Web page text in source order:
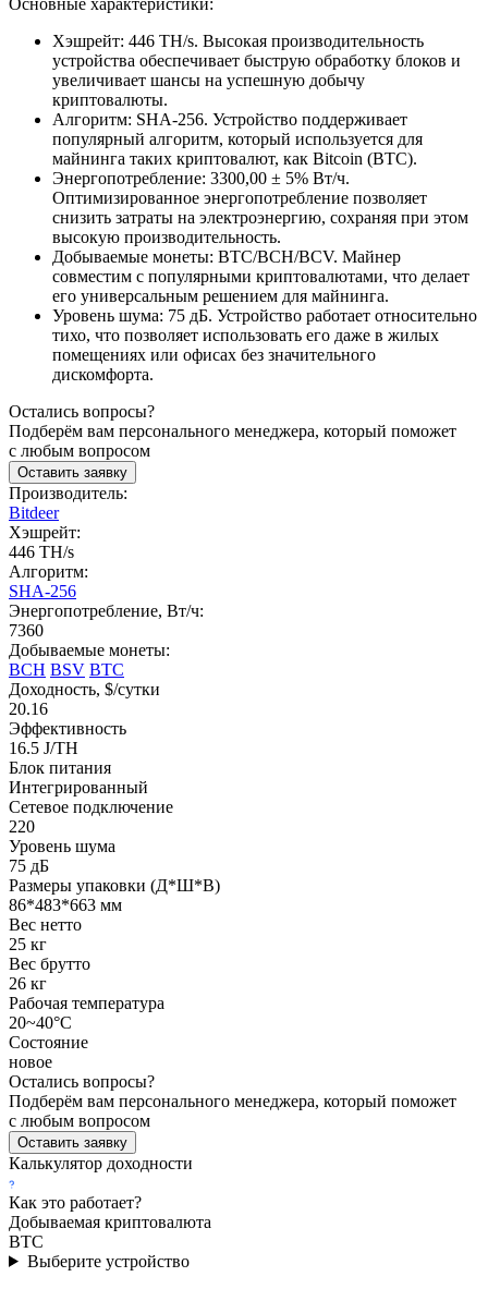
Хэшрейт: 446 TH/s. Высокая производительность
устройства обеспечивает быструю обработку блоков и
увеличивает шансы на успешную добычу
криптовалюты.
Алгоритм: SHA-256. Устройство поддерживает
популярный алгоритм, который используется для
майнинга таких криптовалют, как Bitcoin (BTC).
Энергопотребление: 3300,00 ± 5% Вт/ч.
Оптимизированное энергопотребление позволяет
снизить затраты на электроэнергию, сохраняя при этом
высокую производительность.
Добываемые монеты: BTC/BCH/BCV. Майнер
совместим с популярными криптовалютами, что делает
его универсальным решением для майнинга.
Уровень шума: 75 дБ. Устройство работает относительно
тихо, что позволяет использовать его даже в жилых
помещениях или офисах без значительного
дискомфорта.
Остались вопросы?
Подберём вам персонального менеджера, который поможет
с любым вопросом
Оставить заявку
Производитель:
Bitdeer
Хэшрейт:
446 TH/s
Алгоритм:
SHA-256
Энергопотребление, Вт/ч:
7360
Добываемые монеты:
BCH BSV BTC
Доходность, $/сутки
20.16
Эффективность
16.5 J/TH
Блок питания
Интегрированный
Сетевое подключение
220
Уровень шума
75 дБ
Размеры упаковки (Д*Ш*В)
86*483*663 мм
Вес нетто
25 кг
Вес брутто
26 кг
Рабочая температура
20~40°C
Состояние
новое
Остались вопросы?
Подберём вам персонального менеджера, который поможет
с любым вопросом
Оставить заявку
Калькулятор доходности
Как это работает?
Добываемая криптовалюта
BTC
Выберите устройство